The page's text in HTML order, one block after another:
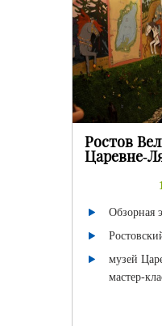
Ростов
Царевне-
Обзорная
музей
мастер-